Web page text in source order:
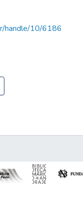
handle/10/6186